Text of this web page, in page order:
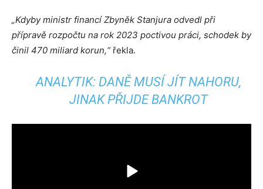
„Kdyby ministr financí Zbyněk Stanjura odvedl při
přípravě rozpočtu na rok 2023 poctivou práci, schodek by
činil 470 miliard korun,“ řekla.
ANALYTIK: DANĚ MUSÍ JÍT NAHORU,
JINAK PŘIJDE BANKROT